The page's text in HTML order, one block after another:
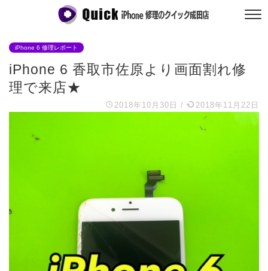
iPhone 6 修理レポート
iPhone 6 香取市佐原より画面割れ修
理で来店★
2018年10月30日 / 2018年11月22日